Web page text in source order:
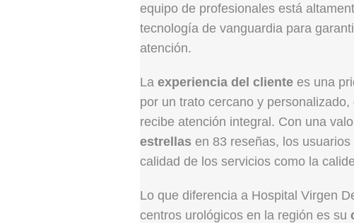
equipo de profesionales está
tecnología de vanguardia para
atención.
La experiencia del cliente es una
por un trato cercano y
recibe atención integral. Con una
estrellas en 83 reseñas, los
calidad de los servicios como la
Lo que diferencia a Hospital Virgen
centros urológicos en la región es su